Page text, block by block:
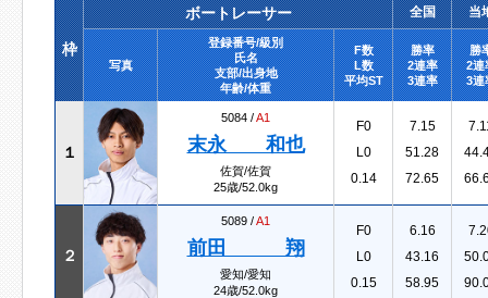
枠
ボートレーサー 全国 当
写真
登録番号/級別
氏名
支部/出身地
年齢/体重
F数
L数
平均ST
勝率
2連率
3連率
勝
2連
3連
１
5084 /A1
末永 和也
佐賀/佐賀
25歳/52.0kg
F0
L0
0.14
7.15
51.28
72.65
２
5089 /A1
前田 翔
愛知/愛知
24歳/52.0kg
F0
L0
0.15
6.16
43.16
58.95